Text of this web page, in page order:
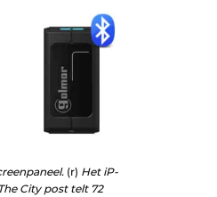
(r) Het iP-
City post telt 72